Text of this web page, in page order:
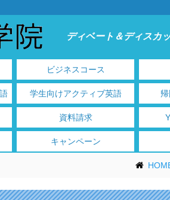
ディベート＆ディスカ
ビジネスコース
学生向けアクティブ英語
資料請求
キャンペーン